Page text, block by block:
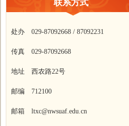
联系方式
处办 029-87092668 / 87092231
传真 029-87092668
地址 西农路22号
邮编 712100
邮箱 ltxc@nwsuaf.edu.cn